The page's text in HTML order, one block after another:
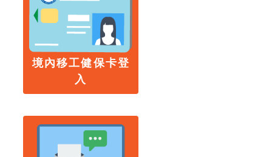
境內移工健保卡登
入